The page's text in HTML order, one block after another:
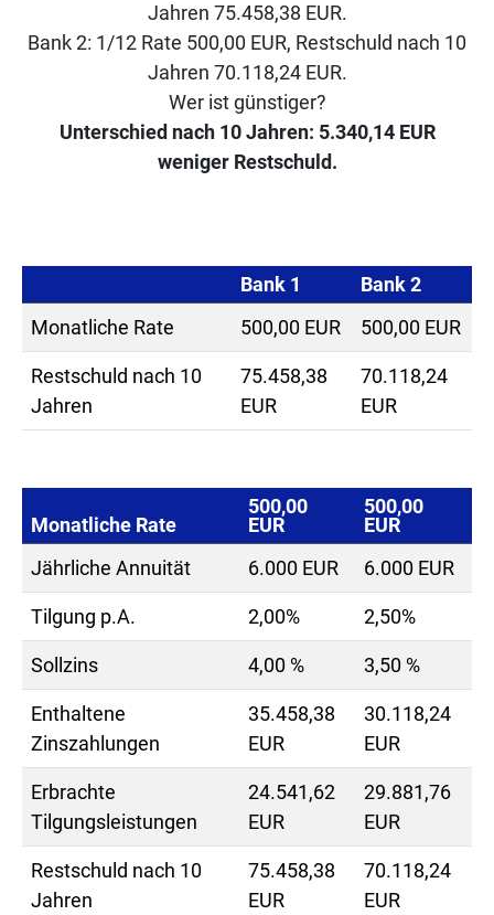
Jahren 75.458,38 EUR.
Bank 2: 1/12 Rate 500,00 EUR, Restschuld nach 10
Jahren 70.118,24 EUR.
Wer ist günstiger?
Unterschied nach 10 Jahren: 5.340,14 EUR
weniger Restschuld.
Bank 1
Bank 2
Monatliche Rate
500,00 EUR 500,00 EUR
Restschuld nach 10
Jahren
75.458,38
EUR
70.118,24
EUR
Monatliche Rate
500,00
EUR
500,00
EUR
Jährliche Annuität
6.000 EUR 6.000 EUR
Tilgung p.A. 2,00% 2,50%
Sollzins 4,00 % 3,50 %
Enthaltene
Zinszahlungen
35.458,38
EUR
30.118,24
EUR
Erbrachte
Tilgungsleistungen
24.541,62
EUR
29.881,76
EUR
Restschuld nach 10
Jahren
75.458,38
EUR
70.118,24
EUR